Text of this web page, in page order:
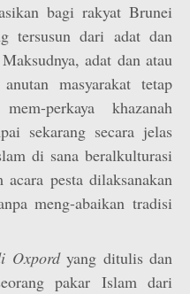
bagi rakyat Brunei
tersusun dari adat dan
adat dan atau
masyarakat tetap
perkaya khazanah
sekarang secara jelas
di sana beralkulturasi
pesta dilaksanakan
meng-abaikan tradisi
Oxpordyang ditulis dan
pakar Islam dari